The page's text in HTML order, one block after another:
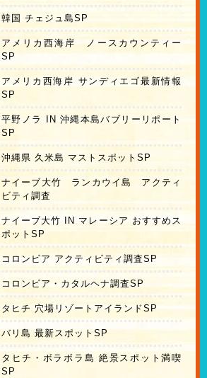
韓国 チェジュ島SP
アメリカ西海岸 ノースカウンティー
SP
アメリカ西海岸 サンディエゴ最新情報
SP
平野ノラ IN 沖縄本島バブリーリポート
SP
沖縄県 久米島 マストスポットSP
ナイーブ大竹 ランカウイ島 アクティ
ビティ調査
ナイーブ大竹 IN マレーシア おすすめス
ポットSP
コロンビア アクティビティ調査SP
コロンビア・カタルヘナ調査SP
タヒチ 穴場リゾートアイランドSP
バリ島 最新スポットSP
タヒチ・ボラボラ島 絶景スポット満喫
SP